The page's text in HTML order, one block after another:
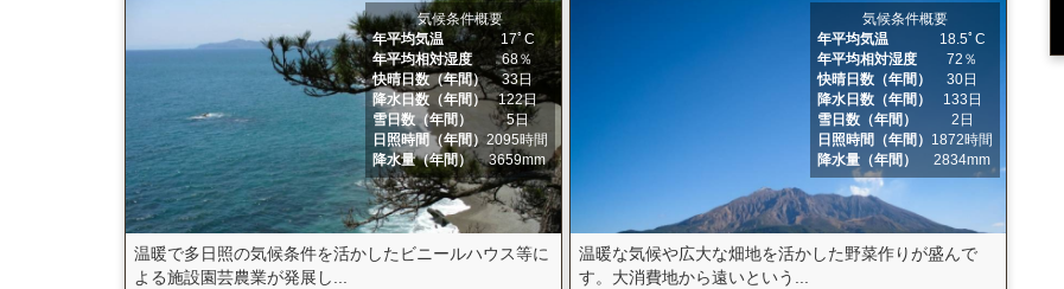
気候条件概要
年平均気温
17ﾟC
年平均相対湿度
68％
快晴日数（年間）
33日
降水日数（年間）
122日
雪日数（年間）
5日
日照時間（年間）2095時間
降水量（年間）
3659mm
温暖で多日照の気候条件を活かしたビニールハウス等に
よる施設園芸農業が発展し...
気候条件概要
年平均気温
18.5ﾟC
年平均相対湿度
72％
快晴日数（年間）
30日
降水日数（年間）
133日
雪日数（年間）
2日
日照時間（年間） 1872時間
降水量（年間）
2834mm
温暖な気候や広大な畑地を活かした野菜作りが盛んで
す。大消費地から遠いという...